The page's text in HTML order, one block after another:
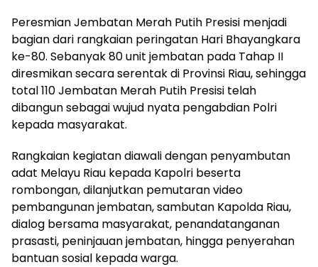
Peresmian Jembatan Merah Putih Presisi menjadi
bagian dari rangkaian peringatan Hari Bhayangkara
ke-80. Sebanyak 80 unit jembatan pada Tahap II
diresmikan secara serentak di Provinsi Riau, sehingga
total 110 Jembatan Merah Putih Presisi telah
dibangun sebagai wujud nyata pengabdian Polri
kepada masyarakat.
Rangkaian kegiatan diawali dengan penyambutan
adat Melayu Riau kepada Kapolri beserta
rombongan, dilanjutkan pemutaran video
pembangunan jembatan, sambutan Kapolda Riau,
dialog bersama masyarakat, penandatanganan
prasasti, peninjauan jembatan, hingga penyerahan
bantuan sosial kepada warga.